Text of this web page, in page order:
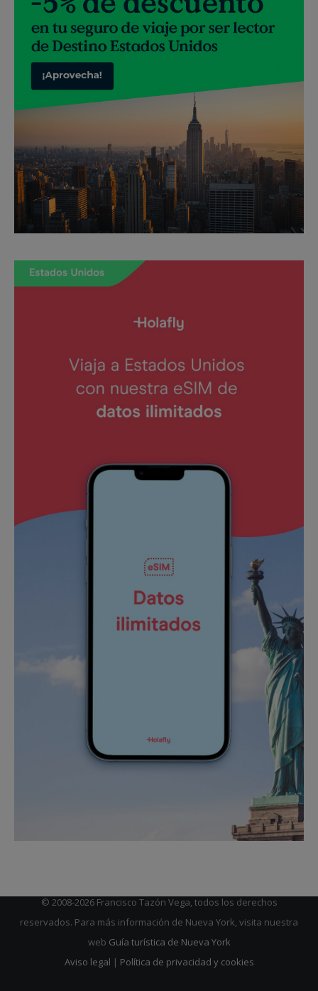
© 2008-2026 Francisco Tazón Vega, todos los derechos
reservados. Para más información de Nueva York, visita nuestra
web Guía turística de Nueva York
Aviso legal | Política de privacidad y cookies